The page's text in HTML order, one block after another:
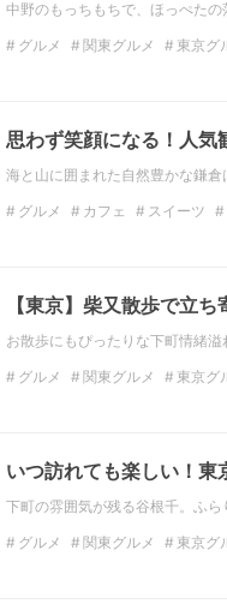
中野のもっちもちで、ほっぺた
グルメ 関東グルメ 東京グ
思わず笑顔になる！人
海と山に囲まれた自然豊かな鎌
グルメ カフェ スイーツ
【東京】柴又散歩で立
お散歩にもぴったりな下町情緒
グルメ 関東グルメ 東京グ
いつ訪れても楽しい！東
下町の雰囲気が残る谷根千。ふ
グルメ 関東グルメ 東京グ